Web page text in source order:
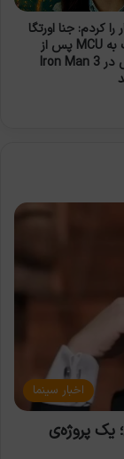
کردم: جنا اورتگا
درباره بازگشت به MCU پس از
کاهش نقشش در Iron Man 3
اخبار سینما
یک پروژه‌ی